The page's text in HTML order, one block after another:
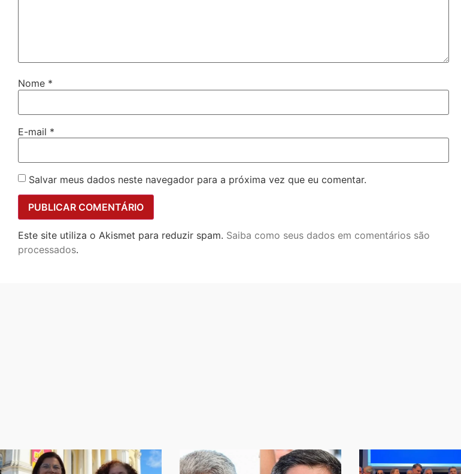
Nome *
E-mail *
Salvar meus dados neste navegador para a próxima vez que eu comentar.
Este site utiliza o Akismet para reduzir spam. Saiba como seus dados em comentários são
processados.